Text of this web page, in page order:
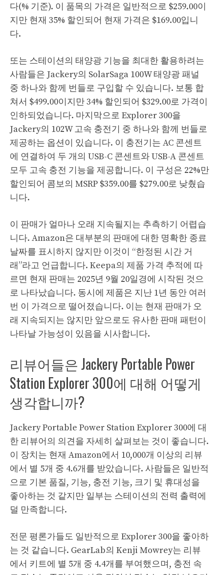
다(% 기준). 이 품목의 가격은 일반적으로 $259.00이
지만 현재 35% 할인되어 현재 가격은 $169.00입니
다.
또는 스테이션의 태양광 기능을 최대한 활용하려는
사람들은 Jackery의 SolarSaga 100W 태양광 패널
중 하나와 함께 번들로 구입할 수 있습니다. 보통 합
쳐서 $499.00이지만 34% 할인되어 $329.00로 가격이
인하되었습니다. 마지막으로 Explorer 300을
Jackery의 102W 고속 충전기 중 하나와 함께 번들로
제공하는 옵션이 있습니다. 이 충전기는 AC 콘센트
에 연결하여 두 개의 USB-C 콘센트와 USB-A 콘센트
모두 고속 충전 기능을 제공합니다. 이 구성은 22%만
할인되어 콤보의 MSRP $359.00를 $279.00로 낮췄습
니다.
이 판매가 얼마나 오래 지속될지는 추측하기 어렵습
니다. Amazon은 대부분의 판매에 대한 명확한 종료
날짜를 표시하지 않지만 이것이 “한정된 시간 거
래”라고 언급합니다. Keepa의 제품 가격 추적에 따
르면 현재 판매는 2025년 9월 20일경에 시작된 것으
로 나타났습니다. 동시에 제품은 지난 1년 동안 여러
번 이 가격으로 떨어졌습니다. 이는 현재 판매가 오
래 지속되지는 않지만 앞으로도 유사한 판매 패턴이
나타날 가능성이 있음을 시사합니다.
리뷰어들은 Jackery Portable Power
Station Explorer 300에 대해 어떻게
생각합니까?
Jackery Portable Power Station Explorer 300에 대
한 리뷰어의 의견을 자세히 살펴보는 것이 좋습니다.
이 장치는 현재 Amazon에서 10,000개 이상의 리뷰
에서 별 5개 중 4.6개를 받았습니다. 사람들은 일반적
으로 기본 품질, 기능, 충전 기능, 크기 및 휴대성을
좋아하는 것 같지만 일부는 스테이션의 전력 출력에
덜 만족합니다.
전문 평론가들도 일반적으로 Explorer 300을 좋아하
는 것 같습니다. GearLab의 Kenji Mowrey는 리뷰
에서 키트에 별 5개 중 4.4개를 부여했으며, 충전 속